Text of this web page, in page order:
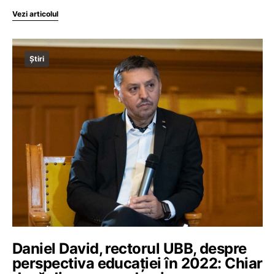
Vezi articolul
Știri
Daniel David, rectorul UBB, despre
perspectiva educației în 2022: Chiar